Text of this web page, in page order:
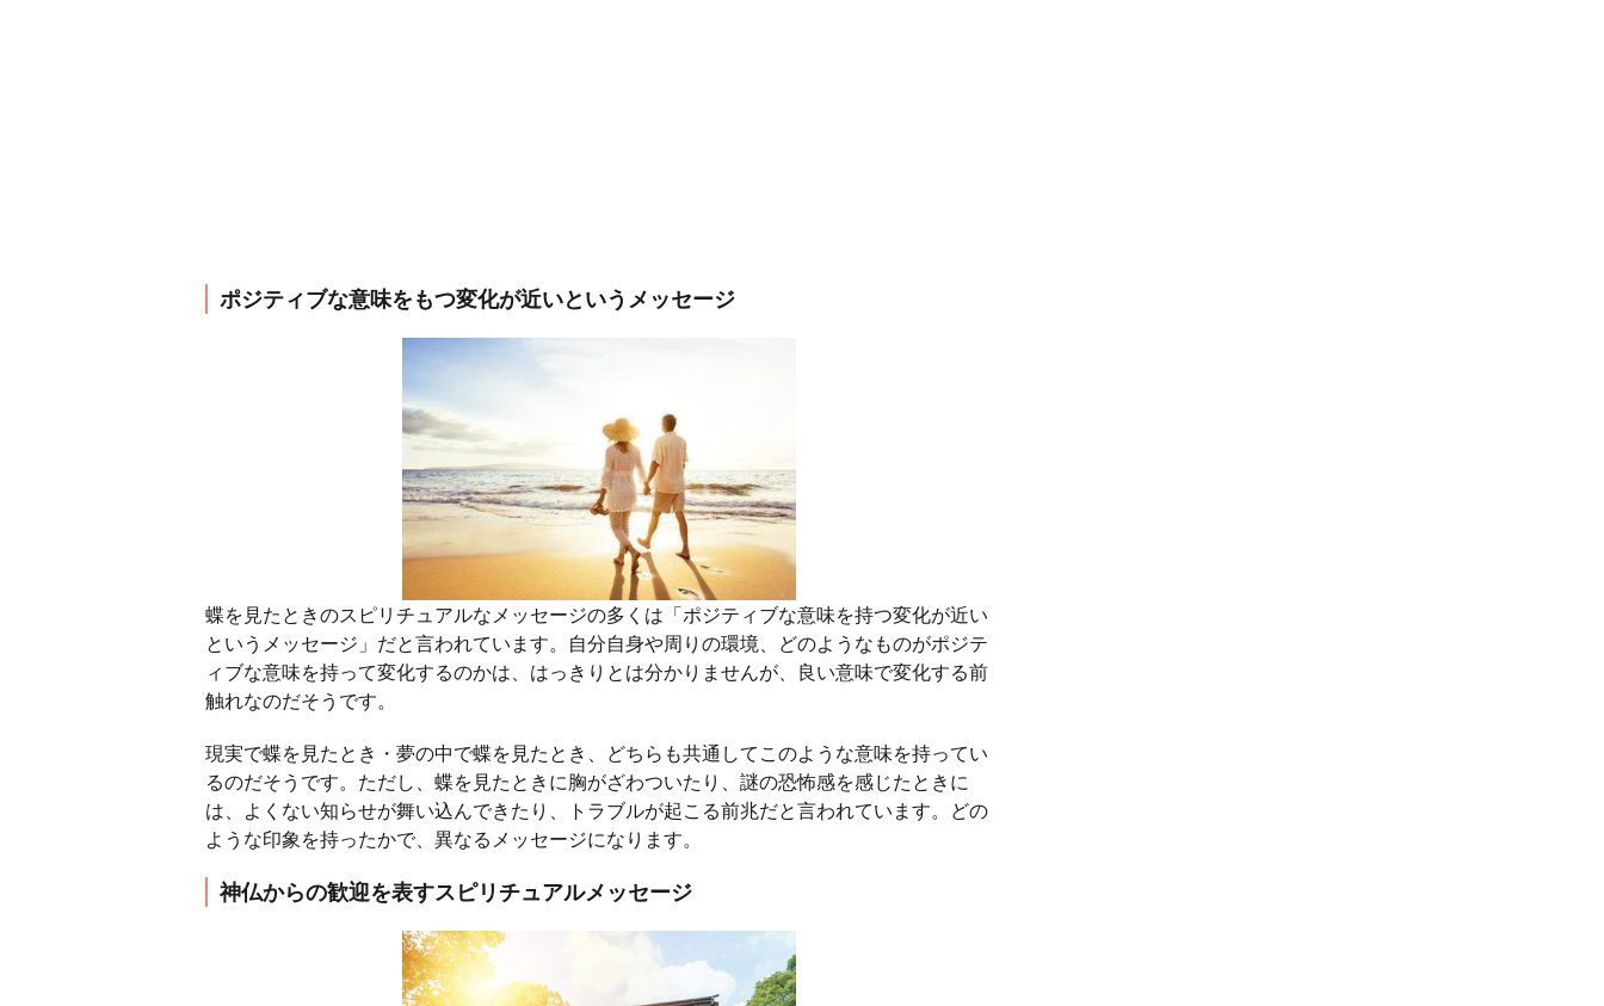
ポジティブな意味をもつ変化が近いというメッセージ
蝶を見たときのスピリチュアルなメッセージの多くは「ポジティブな意味を持つ変化が近い
というメッセージ」だと言われています。自分自身や周りの環境、どのようなものがポジテ
ィブな意味を持って変化するのかは、はっきりとは分かりませんが、良い意味で変化する前
触れなのだそうです。
現実で蝶を見たとき・夢の中で蝶を見たとき、どちらも共通してこのような意味を持ってい
るのだそうです。ただし、蝶を見たときに胸がざわついたり、謎の恐怖感を感じたときに
は、よくない知らせが舞い込んできたり、トラブルが起こる前兆だと言われています。どの
ような印象を持ったかで、異なるメッセージになります。
神仏からの歓迎を表すスピリチュアルメッセージ